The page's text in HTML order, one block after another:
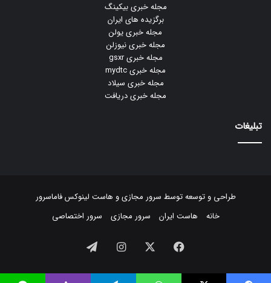
مجله خبری بیکینگ
برگزیده های ایران
مجله خبری یولن
مجله خبری نیوزلن
مجله خبری gsxr
مجله خبری mydtc
مجله خبری سیلاد
مجله خبری دریافت
تبلیغات
طراحی و توسعه توسط سرور مجازیو هاست لینوکسفاماسرور
خانه
هاست ایران سرور مجازی سرور اختصاصی
فیسبوک ایکس اینستاگرام